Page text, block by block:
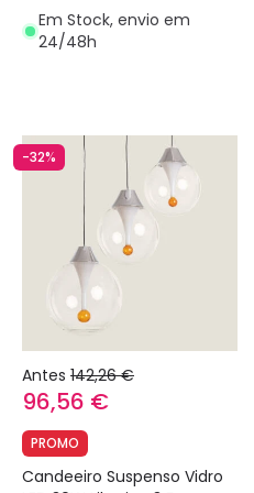
Em Stock, envio em
24/48h
-32%
Antes 142,26 €
96,56 €
PROMO
Candeeiro Suspenso Vidro